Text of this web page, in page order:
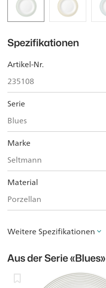
Spezifikationen
Artikel-Nr.
235108
Serie
Blues
Marke
Seltmann
Material
Porzellan
Weitere Spezifikationen
Aus der Serie«Blues»